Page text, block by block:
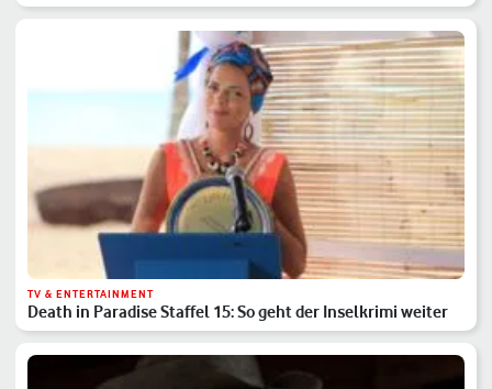
TV & ENTERTAINMENT
Death in Paradise Staffel 15: So geht der Inselkrimi weiter